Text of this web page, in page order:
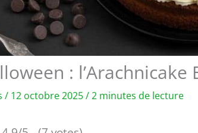
:
/ 12 octobre 2025/2 minutes de lecture